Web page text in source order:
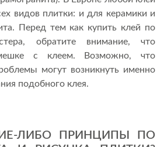
видов плитки: и для керамики и
Перед тем как купить клей по
обратите внимание, что
с клеем. Возможно, что
могут возникнуть именно
подобного клея.
ЛИБО ПРИНЦИПЫ ПО